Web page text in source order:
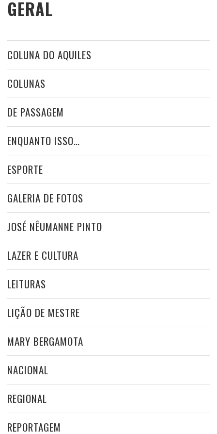
GERAL
COLUNA DO AQUILES
COLUNAS
DE PASSAGEM
ENQUANTO ISSO…
ESPORTE
GALERIA DE FOTOS
JOSÉ NÊUMANNE PINTO
LAZER E CULTURA
LEITURAS
LIÇÃO DE MESTRE
MARY BERGAMOTA
NACIONAL
REGIONAL
REPORTAGEM